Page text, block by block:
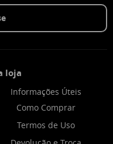
loja
Informações Úteis
Como Comprar
Termos de Uso